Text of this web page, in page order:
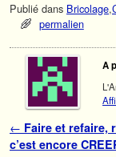
Publié dans Bricolage,
permalien
A
Navigation des
← Faire et refaire,
c’est encore